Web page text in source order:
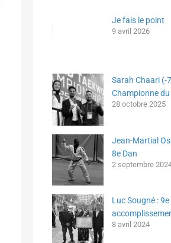
Je fais le point
9 avril 2026
Sarah Chaari (-
Championne
28 octobre 2025
Jean-Martial
8e Dan
2 septembre
Luc Sougné : 9e
8 avril 2024